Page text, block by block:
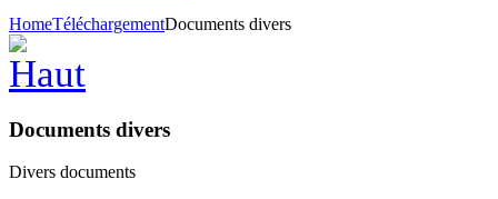
HomeTéléchargementDocuments divers
Documents divers
Divers documents